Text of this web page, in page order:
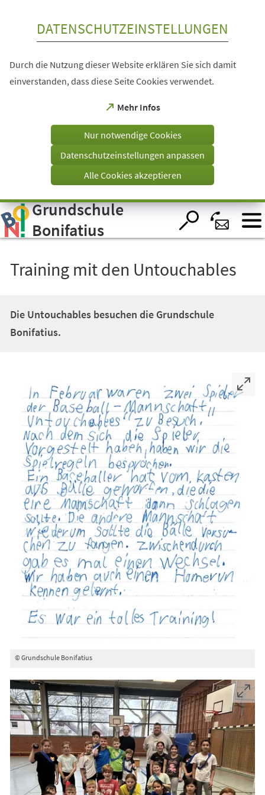
Visuelle
Assistenzsoftware
öffnen.
DATENSCHUTZEINSTELLUNGEN
Durch die Nutzung dieser Website erklären Sie sich damit
einverstanden, dass diese Seite Cookies verwendet.
Mehr Infos
(Öffnet
einem
Tab)
Nur notwendige Cookies
Datenschutzeinstellungen anpassen
Alle Cookies akzeptieren
Grundschule
Bonifatius
Training mit den Untouchables
Die Untouchables besuchen die Grundschule
Bonifatius.
© Grundschule Bonifatius